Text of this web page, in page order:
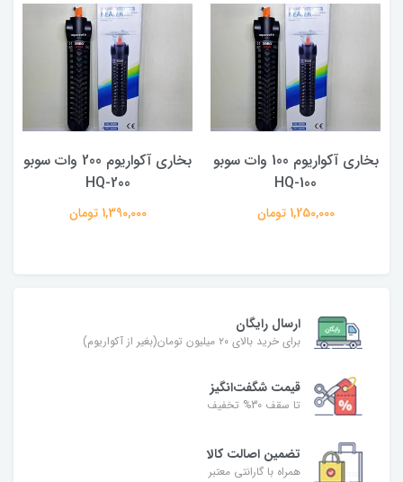
بخاری آکواریوم 100 وات سوبو
HQ-100
1,250,000 تومان
بخاری آکواریوم 200 وات سوبو
HQ-200
1,390,000 تومان
ارسال رایگان
برای خرید بالای ۲۰ میلیون تومان(بغیر از آکواریوم)
قیمت شگفت‌انگیز
تا سقف 30% تخفیف
تضمین اصالت کالا
همراه با گارانتی معتبر